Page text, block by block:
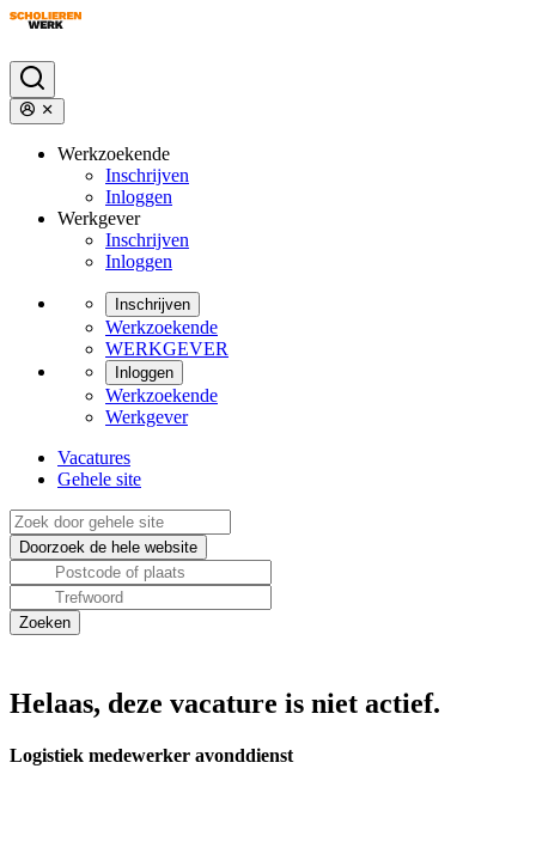
Werkzoekende
Inschrijven
Inloggen
Werkgever
Inschrijven
Inloggen
Inschrijven
Werkzoekende
WERKGEVER
Inloggen
Werkzoekende
Werkgever
Vacatures
Gehele site
Helaas, deze vacature is niet actief.
Logistiek medewerker avonddienst